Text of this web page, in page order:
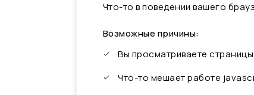
Что-то в поведении вашего
Возможные причины:
Вы просматриваете
Что-то мешает работе